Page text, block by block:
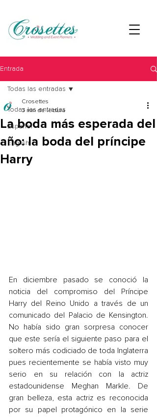
Entrada
Todas las entradas
Español
English
Todas las entradas
La boda más esperada del
año: la boda del príncipe
Harry
Crosettes
3 min de lectura
En diciembre pasado se conoció la
noticia del compromiso del Príncipe
Harry del Reino Unido a través de un
comunicado del Palacio de Kensington.
No había sido gran sorpresa conocer
que este sería el siguiente paso para el
soltero más codiciado de toda Inglaterra
pues recientemente se había visto muy
serio en su relación con la actriz
estadounidense Meghan Markle. De
gran belleza, esta actriz es reconocida
por su papel protagónico en la serie